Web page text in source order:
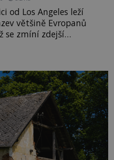
od Los Angeles leží
většině Evropanů
se zmíní zdejší
sadu pomerančovníků.
lidí ročně. A ač je
z